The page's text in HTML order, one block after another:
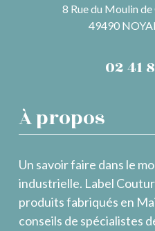
8 Rue du Moulin
49490
02 41
À propos
Un savoir faire dans le
industrielle. Label
produits fabriqués en
conseils de spécialistes